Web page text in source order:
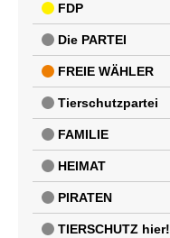
FDP
Die PARTEI
FREIE WÄHLER
Tierschutzpartei
FAMILIE
HEIMAT
PIRATEN
TIERSCHUTZ hier!